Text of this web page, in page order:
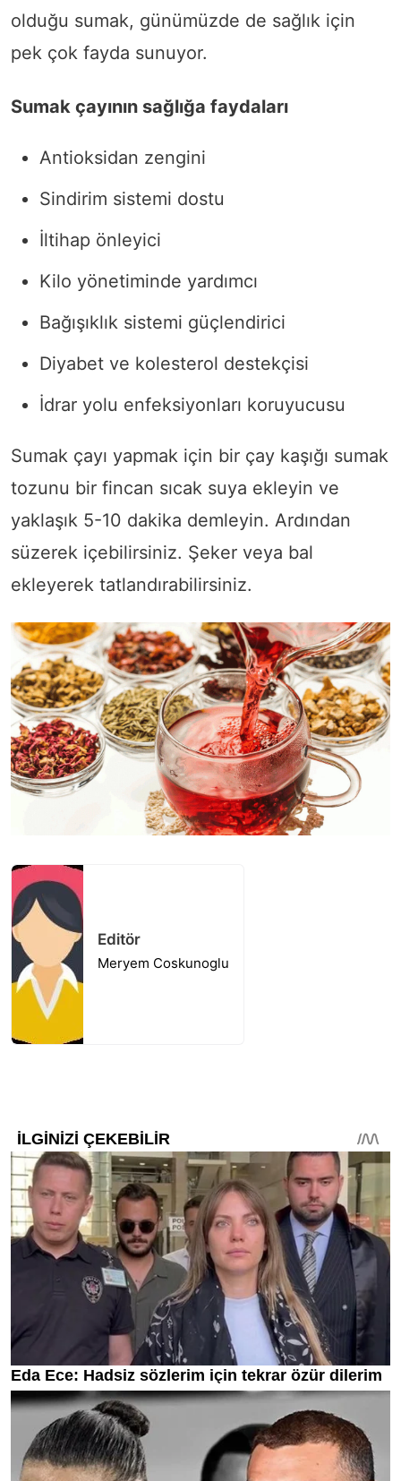
olduğu sumak, günümüzde de sağlık için
pek çok fayda sunuyor.
Sumak çayının sağlığa faydaları
Antioksidan zengini
Sindirim sistemi dostu
İltihap önleyici
Kilo yönetiminde yardımcı
Bağışıklık sistemi güçlendirici
Diyabet ve kolesterol destekçisi
İdrar yolu enfeksiyonları koruyucusu
Sumak çayı yapmak için bir çay kaşığı sumak
tozunu bir fincan sıcak suya ekleyin ve
yaklaşık 5-10 dakika demleyin. Ardından
süzerek içebilirsiniz. Şeker veya bal
ekleyerek tatlandırabilirsiniz.
Editör
Meryem Coskunoglu